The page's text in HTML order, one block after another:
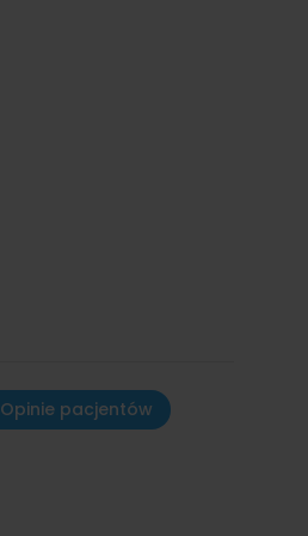
Opinie pacjentów